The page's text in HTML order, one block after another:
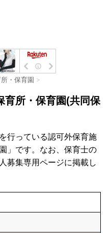
・保育園 >
育所・保育園(共同保
行っている認可外保育施
」です。なお、保育士の
募集専用ページに掲載し